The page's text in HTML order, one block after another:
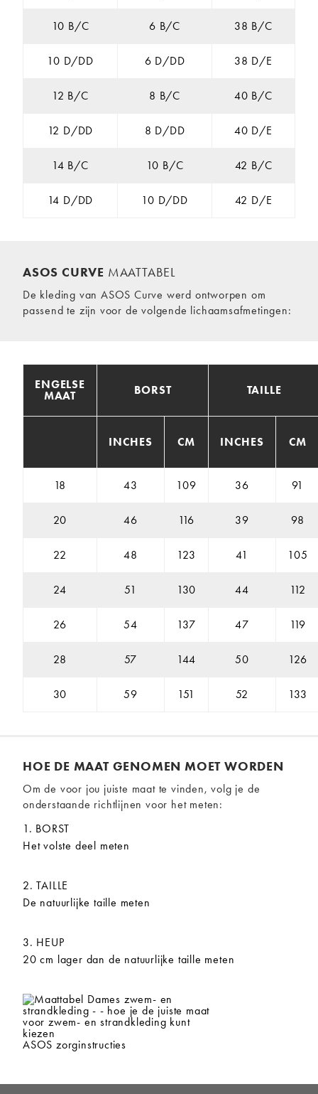
10 B/C 6 B/C 38 B/C
10 D/DD 6 D/DD 38 D/E
12 B/C 8 B/C 40 B/C
12 D/DD 8 D/DD 40 D/E
14 B/C 10 B/C 42 B/C
14 D/DD 10 D/DD 42 D/E
ASOS CURVE MAATTABEL
De kleding van ASOS Curve werd ontworpen om
passend te zijn voor de volgende lichaamsafmetingen:
ENGELSE
MAAT BORST TAILLE
INCHES CM INCHES CM
18 43 109 36 91
20 46 116 39 98
22 48 123 41 105
24 51 130 44 112
26 54 137 47 119
28 57 144 50 126
30 59 151 52 133
HOE DE MAAT GENOMEN MOET WORDEN
Om de voor jou juiste maat te vinden, volg je de
onderstaande richtlijnen voor het meten:
1. BORST
Het volste deel meten
2. TAILLE
De natuurlijke taille meten
3. HEUP
20 cm lager dan de natuurlijke taille meten
ASOS zorginstructies